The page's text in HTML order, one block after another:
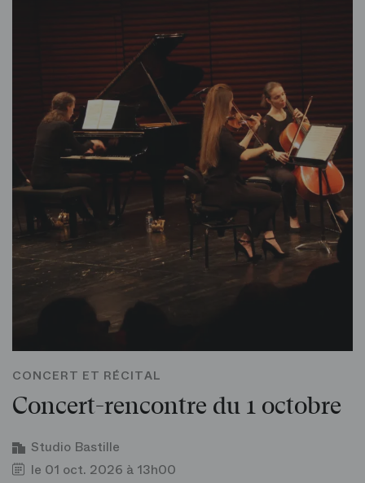
CONCERT ET RÉCITAL
Concert-rencontre du 1 octobre
Studio Bastille
le 01 oct. 2026 à 13h00